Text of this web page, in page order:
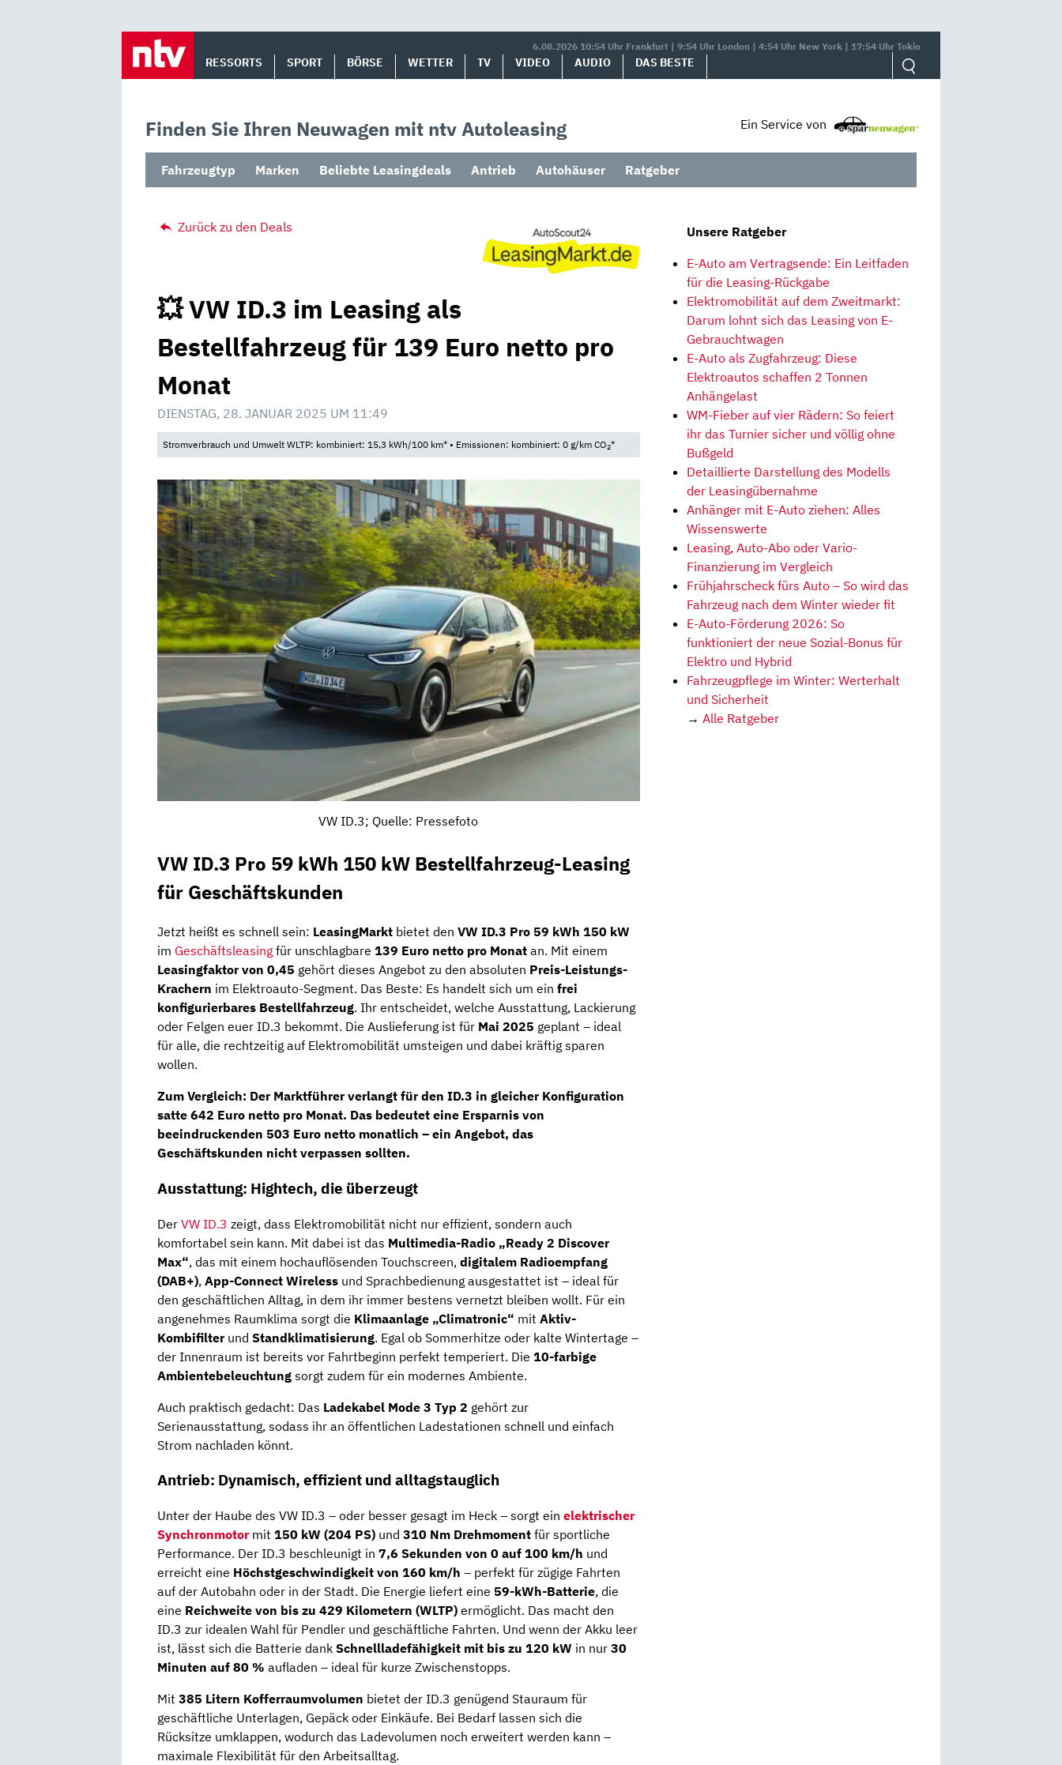
6.08.2026 10:54 Uhr Frankfurt | 9:54 Uhr London | 4:54 Uhr New York | 17:54 Uhr Tokio
RESSORTS SPORT BÖRSE WETTER TV VIDEO AUDIO DAS BESTE
Finden Sie Ihren Neuwagen mit ntv Autoleasing Ein Service von
Fahrzeugtyp Marken Beliebte Leasingdeals Antrieb Autohäuser Ratgeber
Zurück zu den Deals
💥 VW ID.3 im Leasing als
Bestellfahrzeug für 139 Euro netto pro
Monat
DIENSTAG, 28. JANUAR 2025 UM 11:49
Stromverbrauch und Umwelt WLTP: kombiniert: 15,3 kWh/100 km* • Emissionen: kombiniert: 0 g/km CO2*
VW ID.3; Quelle: Pressefoto
VW ID.3 Pro 59 kWh 150 kW Bestellfahrzeug-Leasing
für Geschäftskunden
Jetzt heißt es schnell sein: LeasingMarkt bietet den VW ID.3 Pro 59 kWh 150 kW
im Geschäftsleasing für unschlagbare 139 Euro netto pro Monat an. Mit einem
Leasingfaktor von 0,45 gehört dieses Angebot zu den absoluten Preis-Leistungs-
Krachern im Elektroauto-Segment. Das Beste: Es handelt sich um ein frei
konfigurierbares Bestellfahrzeug. Ihr entscheidet, welche Ausstattung, Lackierung
oder Felgen euer ID.3 bekommt. Die Auslieferung ist für Mai 2025 geplant – ideal
für alle, die rechtzeitig auf Elektromobilität umsteigen und dabei kräftig sparen
wollen.
Zum Vergleich: Der Marktführer verlangt für den ID.3 in gleicher Konfiguration
satte 642 Euro netto pro Monat. Das bedeutet eine Ersparnis von
beeindruckenden 503 Euro netto monatlich – ein Angebot, das
Geschäftskunden nicht verpassen sollten.
Ausstattung: Hightech, die überzeugt
Der VW ID.3 zeigt, dass Elektromobilität nicht nur effizient, sondern auch
komfortabel sein kann. Mit dabei ist das Multimedia-Radio „Ready 2 Discover
Max“, das mit einem hochauflösenden Touchscreen, digitalem Radioempfang
(DAB+), App-Connect Wireless und Sprachbedienung ausgestattet ist – ideal für
den geschäftlichen Alltag, in dem ihr immer bestens vernetzt bleiben wollt. Für ein
angenehmes Raumklima sorgt die Klimaanlage „Climatronic“ mit Aktiv-
Kombifilterund Standklimatisierung. Egal ob Sommerhitze oder kalte Wintertage –
der Innenraum ist bereits vor Fahrtbeginn perfekt temperiert. Die 10-farbige
Ambientebeleuchtung sorgt zudem für ein modernes Ambiente.
Auch praktisch gedacht: Das Ladekabel Mode 3 Typ 2 gehört zur
Serienausstattung, sodass ihr an öffentlichen Ladestationen schnell und einfach
Strom nachladen könnt.
Antrieb: Dynamisch, effizient und alltagstauglich
Unter der Haube des VW ID.3 – oder besser gesagt im Heck – sorgt ein elektrischer
Synchronmotormit 150 kW (204 PS) und 310 Nm Drehmoment für sportliche
Performance. Der ID.3 beschleunigt in 7,6 Sekunden von 0 auf 100 km/h und
erreicht eine Höchstgeschwindigkeit von 160 km/h – perfekt für zügige Fahrten
auf der Autobahn oder in der Stadt. Die Energie liefert eine 59-kWh-Batterie, die
eine Reichweite von bis zu 429 Kilometern (WLTP) ermöglicht. Das macht den
ID.3 zur idealen Wahl für Pendler und geschäftliche Fahrten. Und wenn der Akku leer
ist, lässt sich die Batterie dank Schnellladefähigkeit mit bis zu 120 kW in nur 30
Minuten auf 80 % aufladen – ideal für kurze Zwischenstopps.
Mit 385 Litern Kofferraumvolumen bietet der ID.3 genügend Stauraum für
geschäftliche Unterlagen, Gepäck oder Einkäufe. Bei Bedarf lassen sich die
Rücksitze umklappen, wodurch das Ladevolumen noch erweitert werden kann –
maximale Flexibilität für den Arbeitsalltag.
Unsere Ratgeber
E-Auto am Vertragsende: Ein Leitfaden
für die Leasing-Rückgabe
Elektromobilität auf dem Zweitmarkt:
Darum lohnt sich das Leasing von E-
Gebrauchtwagen
E-Auto als Zugfahrzeug: Diese
Elektroautos schaffen 2 Tonnen
Anhängelast
WM-Fieber auf vier Rädern: So feiert
ihr das Turnier sicher und völlig ohne
Bußgeld
Detaillierte Darstellung des Modells
der Leasingübernahme
Anhänger mit E-Auto ziehen: Alles
Wissenswerte
Leasing, Auto-Abo oder Vario-
Finanzierung im Vergleich
Frühjahrscheck fürs Auto – So wird das
Fahrzeug nach dem Winter wieder fit
E-Auto-Förderung 2026: So
funktioniert der neue Sozial-Bonus für
Elektro und Hybrid
Fahrzeugpflege im Winter: Werterhalt
und Sicherheit
→ Alle Ratgeber